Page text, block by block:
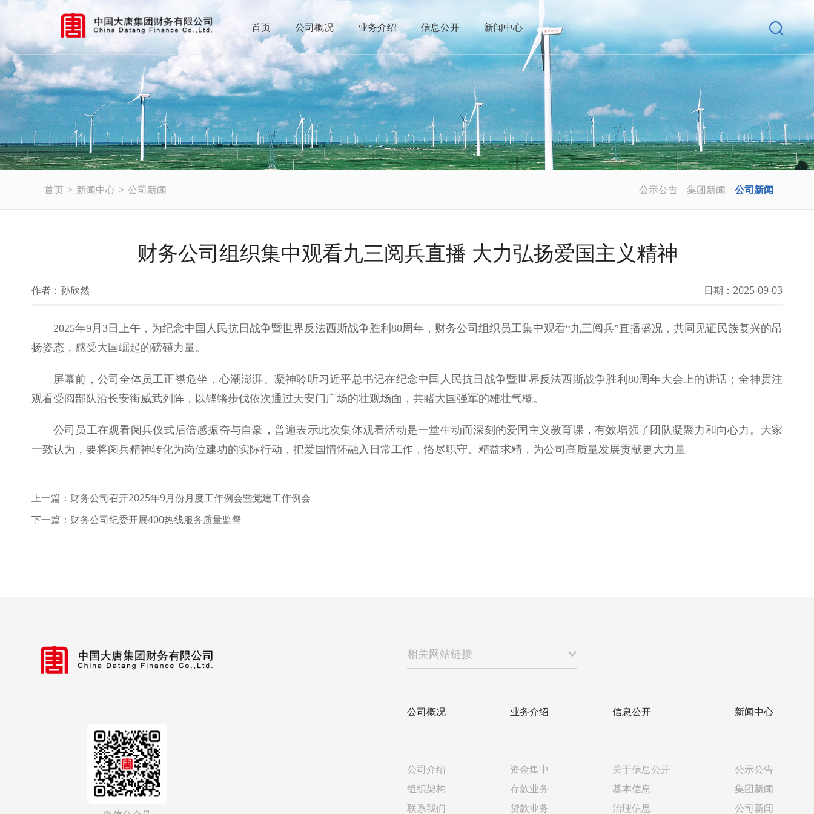
首页 公司概况 业务介绍 信息公开 新闻中心
首页 > 新闻中心 > 公司新闻 公示公告 集团新闻 公司新闻
财务公司组织集中观看九三阅兵直播 大力弘扬爱国主义精神
作者： 孙欣然 日期： 2025-09-03
2025年9月3日上午，为纪念中国人民抗日战争暨世界反法西斯战争胜利80周年，财务公司组织员工集中观看“九三阅兵”直播盛况，共同见证民族复兴的昂
扬姿态，感受大国崛起的磅礴力量。
屏幕前，公司全体员工正襟危坐，心潮澎湃。凝神聆听习近平总书记在纪念中国人民抗日战争暨世界反法西斯战争胜利80周年大会上的讲话；全神贯注
观看受阅部队沿长安街威武列阵，以铿锵步伐依次通过天安门广场的壮观场面，共睹大国强军的雄壮气概。
公司员工在观看阅兵仪式后倍感振奋与自豪，普遍表示此次集体观看活动是一堂生动而深刻的爱国主义教育课，有效增强了团队凝聚力和向心力。大家
一致认为，要将阅兵精神转化为岗位建功的实际行动，把爱国情怀融入日常工作，恪尽职守、精益求精，为公司高质量发展贡献更大力量。
上一篇： 财务公司召开2025年9月份月度工作例会暨党建工作例会
下一篇： 财务公司纪委开展400热线服务质量监督
公司概况
公司介绍
组织架构
联系我们
业务介绍
资金集中
存款业务
贷款业务
信息公开
关于信息公开
基本信息
治理信息
新闻中心
公示公告
集团新闻
公司新闻